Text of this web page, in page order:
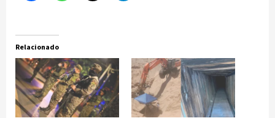
Relacionado